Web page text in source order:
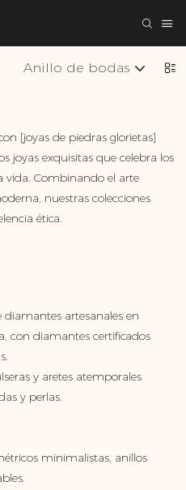
Anillo de bodas
[joyas de piedras glorietas]
joyas exquisitas que celebra los
vida. Combinando el arte
nuestras colecciones
ética.
artesanales en
con diamantes certificados
y aretes atemporales
y perlas.
minimalistas, anillos